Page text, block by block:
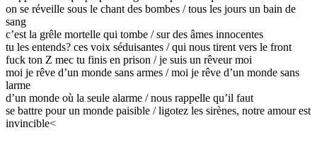
on se réveille sous le chant des bombes / tous les jours un bain de
sang
c’est la grêle mortelle qui tombe / sur des âmes innocentes
tu les entends? ces voix séduisantes / qui nous tirent vers le front
fuck ton Z mec tu finis en prison / je suis un rêveur moi
moi je rêve d’un monde sans armes / moi je rêve d’un monde sans
larme
d’un monde où la seule alarme / nous rappelle qu’il faut
se battre pour un monde paisible / ligotez les sirènes, notre amour est
invincible<